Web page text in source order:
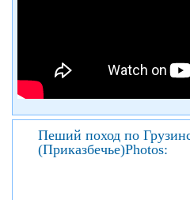
Пеший поход по
(Приказбечье)Photos: